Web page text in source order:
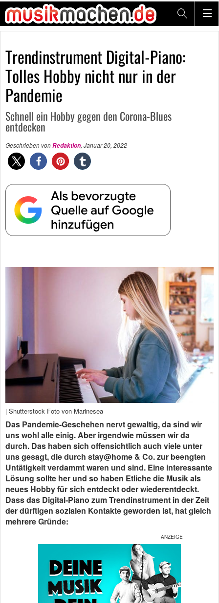
Trendinstrument Digital-Piano:
Tolles Hobby nicht nur in der
Pandemie
Schnell ein Hobby gegen den Corona-Blues
entdecken
Geschrieben vonRedaktion, Januar 20, 2022
| Shutterstock Foto von Marinesea
Das Pandemie-Geschehen nervt gewaltig, da sind wir
uns wohl alle einig. Aber irgendwie müssen wir da
durch. Das haben sich offensichtlich auch viele unter
uns gesagt, die durch stay@home & Co. zur beengten
Untätigkeit verdammt waren und sind. Eine interessante
Lösung sollte her und so haben Etliche die Musik als
neues Hobby für sich entdeckt oder wiederentdeckt.
Dass das Digital-Piano zum Trendinstrument in der Zeit
der dürftigen sozialen Kontakte geworden ist, hat gleich
mehrere Gründe: